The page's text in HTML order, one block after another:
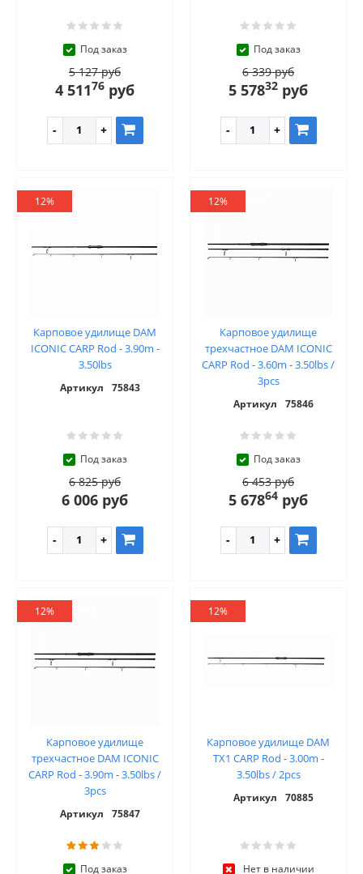
Под заказ
5 127 руб
4 51176 руб
Под заказ
6 339 руб
5 57832 руб
12%
Карповое удилище DAM
ICONIC CARP Rod - 3.90m -
3.50lbs
Артикул 75843
Под заказ
6 825 руб
6 006 руб
12%
Карповое удилище
трехчастное DAM ICONIC
CARP Rod - 3.60m - 3.50lbs /
3pcs
Артикул 75846
Под заказ
6 453 руб
5 67864 руб
12%
Карповое удилище
трехчастное DAM ICONIC
CARP Rod - 3.90m - 3.50lbs /
3pcs
Артикул 75847
Под заказ
12%
Карповое удилище DAM
TX1 CARP Rod - 3.00m -
3.50lbs / 2pcs
Артикул 70885
Нет в наличии